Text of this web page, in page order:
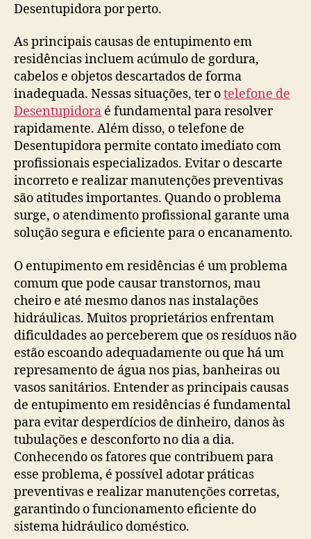
Desentupidora por perto.
As principais causas de entupimento em
residências incluem acúmulo de gordura,
cabelos e objetos descartados de forma
inadequada. Nessas situações, ter otelefone de
Desentupidora é fundamental para resolver
rapidamente. Além disso, o telefone de
Desentupidora permite contato imediato com
profissionais especializados. Evitar o descarte
incorreto e realizar manutenções preventivas
são atitudes importantes. Quando o problema
surge, o atendimento profissional garante uma
solução segura e eficiente para o encanamento.
O entupimento em residências é um problema
comum que pode causar transtornos, mau
cheiro e até mesmo danos nas instalações
hidráulicas. Muitos proprietários enfrentam
dificuldades ao perceberem que os resíduos não
estão escoando adequadamente ou que há um
represamento de água nos pias, banheiras ou
vasos sanitários. Entender as principais causas
de entupimento em residências é fundamental
para evitar desperdícios de dinheiro, danos às
tubulações e desconforto no dia a dia.
Conhecendo os fatores que contribuem para
esse problema, é possível adotar práticas
preventivas e realizar manutenções corretas,
garantindo o funcionamento eficiente do
sistema hidráulico doméstico.